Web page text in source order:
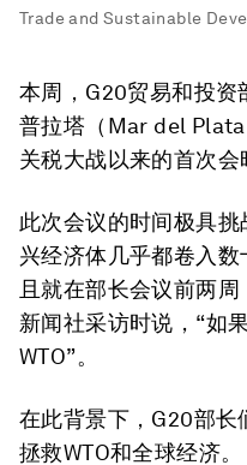
Trade and Sustainable
本周，G20贸易和投资
普拉塔（Mar del
关税大战以来的首次会
此次会议的时间极具
兴经济体几乎都卷入
且就在部长会议前两
新闻社采访时说，“如
WTO”。
在此背景下，G20部长
拯救WTO和全球经济。